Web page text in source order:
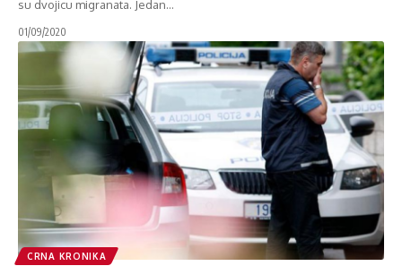
su dvojicu migranata. Jedan…
01/09/2020
CRNA KRONIKA